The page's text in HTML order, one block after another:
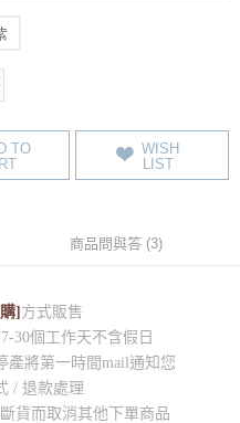
TO
WISH
LIST
商品問與答 (3)
]方式販售
30個工作天不含假日
產將第一時間mail通知您
/ 退款處理
貨而取消其他下單商品